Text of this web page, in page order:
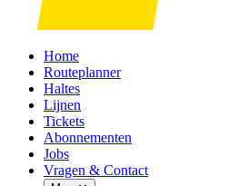
Home
Routeplanner
Haltes
Lijnen
Tickets
Abonnementen
Jobs
Vragen & Contact